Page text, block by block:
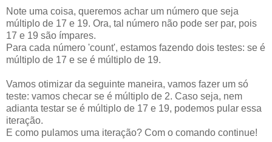
Note uma coisa, queremos achar um número que seja
múltiplo de 17 e 19. Ora, tal número não pode ser par, pois
17 e 19 são ímpares.
Para cada número 'count', estamos fazendo dois testes: se é
múltiplo de 17 e se é múltiplo de 19.
Vamos otimizar da seguinte maneira, vamos fazer um só
teste: vamos checar se é múltiplo de 2. Caso seja, nem
adianta testar se é múltiplo de 17 e 19, podemos pular essa
iteração.
E como pulamos uma iteração? Com o comando continue!